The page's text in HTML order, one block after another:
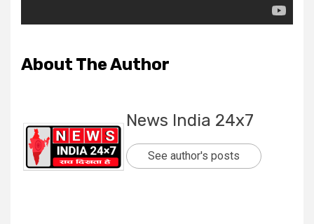
About The Author
News India 24x7
See author's posts